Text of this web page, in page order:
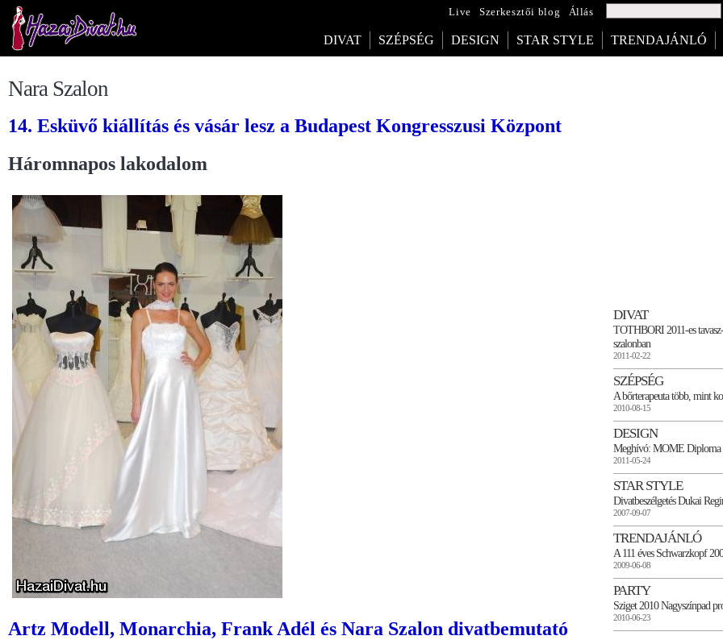
Live Szerkesztői blog Állás
DIVAT SZÉPSÉG DESIGN STAR STYLE TRENDAJÁNLÓ
Nara Szalon
14. Esküvő kiállítás és vásár lesz a Budapest Kongresszusi Központ
Háromnapos lakodalom
Artz Modell, Monarchia, Frank Adél és Nara Szalon divatbemutató
DIVAT
TOTHBORI 2011-es
szalonban
2011-02-22
SZÉPSÉG
A bőrterapeuta több, mint
2010-08-15
DESIGN
Meghívó: MOME Diploma
2011-05-24
STAR STYLE
Divatbeszélgetés Dukai
2007-09-07
TRENDAJÁNLÓ
A 111 éves Schwarzkopf
2009-06-08
PARTY
Sziget 2010 Nagyszínpad
2010-06-23